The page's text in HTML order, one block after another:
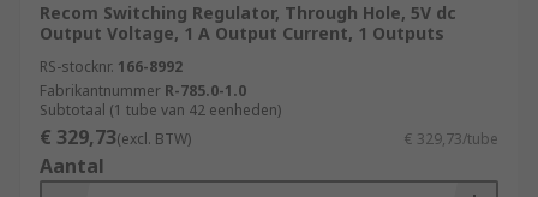
Recom Switching Regulator, Through Hole, 5V dc
Output Voltage, 1 A Output Current, 1 Outputs
RS-stocknr. 166-8992
Fabrikantnummer R-785.0-1.0
Subtotaal (1 tube van 42 eenheden)
€ 329,73(excl. BTW) € 329,73/tube
Aantal